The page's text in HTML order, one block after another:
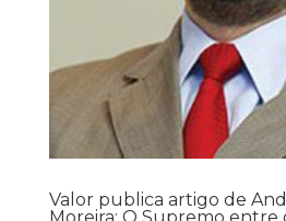
Valor publica artigo de
Moreira: O Supremo entre